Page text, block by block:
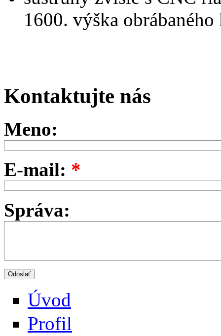
1600. výška
Kontaktujte nás
Meno:
E-mail: *
Správa:
Úvod
Profil